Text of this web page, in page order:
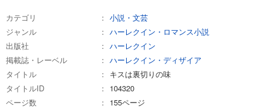
カテゴリ
小説・文芸
ジャンル
ハーレクイン・ロマンス小説
出版社
ハーレクイン
掲載誌・レーベル
ハーレクイン・ディザイア
タイトル
キスは裏切りの味
タイトルID
104320
ページ数
155ページ